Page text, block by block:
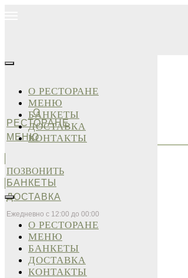
О
РЕСТОРАНЕ
МЕНЮ
БАНКЕТЫ
ДОСТАВКА
Ежедневно с 12:00 до 00:00
О РЕСТОРАНЕ
МЕНЮ
БАНКЕТЫ
ДОСТАВКА
КОНТАКТЫ
ПОЗВОНИТЬ
О РЕСТОРАНЕ
МЕНЮ
БАНКЕТЫ
ДОСТАВКА
КОНТАКТЫ